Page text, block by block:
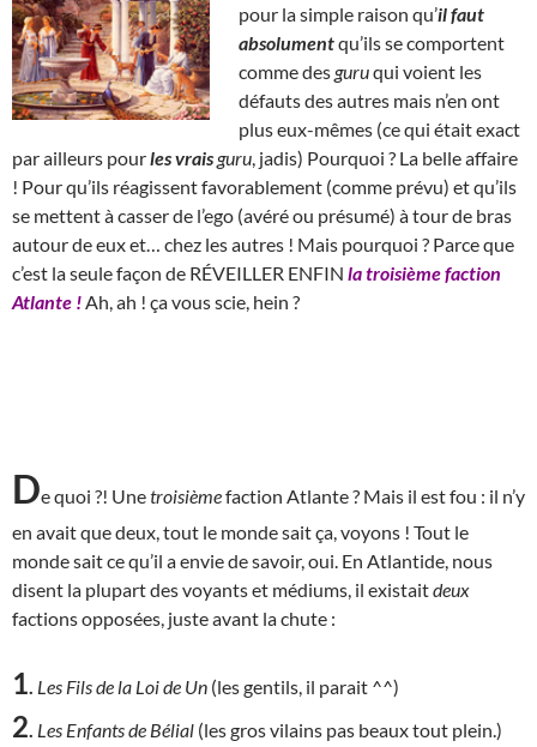
pour la simple raison qu’il faut
absolumentqu’ils se comportent
comme des guruqui voient les
défauts des autres mais n’en ont
plus eux-mêmes (ce qui était exact
par ailleurs pourlesvrais guru , jadis) Pourquoi ? La belle affaire
! Pour qu’ils réagissent favorablement (comme prévu) et qu’ils
se mettent à casser de l’ego (avéré ou présumé) à tour de bras
autour de eux et… chez les autres ! Mais pourquoi ? Parce que
c’est la seule façon de RÉVEILLER ENFIN la troisième faction
Atlante ! Ah, ah ! ça vous scie, hein ?
De quoi ?! Unetroisièmefaction Atlante ? Mais il est fou : il n’y
en avait que deux, tout le monde sait ça, voyons ! Tout le
monde sait ce qu’il a envie de savoir, oui. En Atlantide, nous
disent la plupart des voyants et médiums, il existaitdeux
factions opposées, juste avant la chute :
1 Les Fils de la Loi de Un (les gentils, il parait ^^)
2 Les Enfants de Bélial (les gros vilains pas beaux tout plein.)